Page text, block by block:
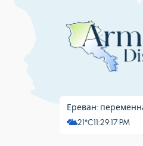
Ереван:
21°C11:29:18 PM